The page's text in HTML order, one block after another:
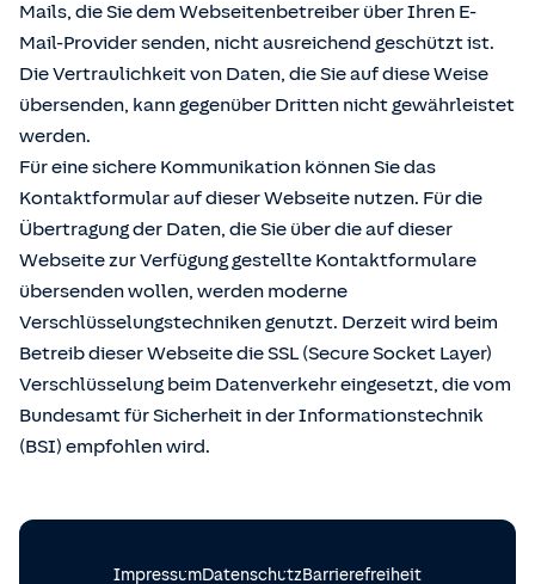
Mails, die Sie dem Webseitenbetreiber über Ihren E-
Mail-Provider senden, nicht ausreichend geschützt ist.
Die Vertraulichkeit von Daten, die Sie auf diese Weise
übersenden, kann gegenüber Dritten nicht gewährleistet
werden.
Für eine sichere Kommunikation können Sie das
Kontaktformular auf dieser Webseite nutzen. Für die
Übertragung der Daten, die Sie über die auf dieser
Webseite zur Verfügung gestellte Kontaktformulare
übersenden wollen, werden moderne
Verschlüsselungstechniken genutzt. Derzeit wird beim
Betreib dieser Webseite die SSL (Secure Socket Layer)
Verschlüsselung beim Datenverkehr eingesetzt, die vom
Bundesamt für Sicherheit in der Informationstechnik
(BSI) empfohlen wird.
ImpressumDatenschutzBarrierefreiheit